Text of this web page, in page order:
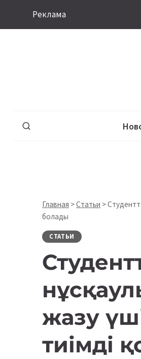
Реклама
Главная >Статьи >
болады
СТАТЬИ
жазу
тиімді